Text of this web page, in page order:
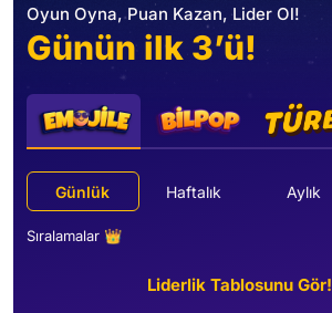
Oyun Oyna, Puan Kazan, Lider Ol!
Günün ilk 3’ü!
Günlük Haftalık Aylık
Sıralamalar 👑
Liderlik Tablosunu Gör!